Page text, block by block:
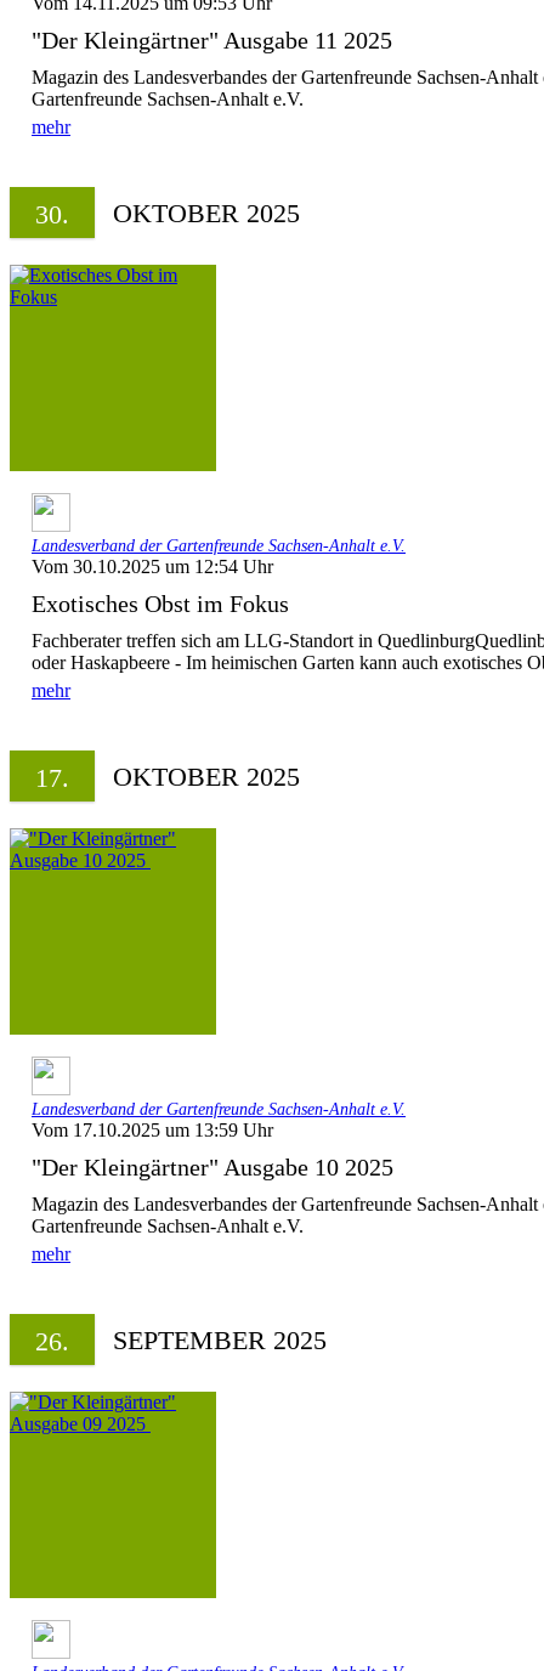
"Der Kleingärtner" Ausgabe 11 2025
Magazin des Landesverbandes der Gartenfreunde Sachsen-
Gartenfreunde Sachsen-Anhalt e.V.
mehr
30. OKTOBER 2025
Landesverband der Gartenfreunde Sachsen-Anhalt e.V.
Vom 30.10.2025 um 12:54 Uhr
Exotisches Obst im Fokus
Fachberater treffen sich am LLG-Standort in
oder Haskapbeere - Im heimischen Garten kann auch exotisches
mehr
17. OKTOBER 2025
Landesverband der Gartenfreunde Sachsen-Anhalt e.V.
Vom 17.10.2025 um 13:59 Uhr
"Der Kleingärtner" Ausgabe 10 2025
Magazin des Landesverbandes der Gartenfreunde Sachsen-
Gartenfreunde Sachsen-Anhalt e.V.
mehr
26. SEPTEMBER 2025